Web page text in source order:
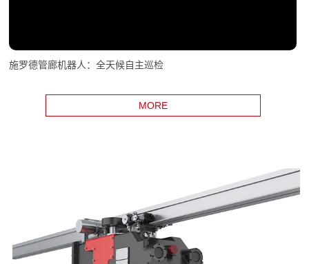
施罗德管廊机器人：全天候自主巡检
MORE